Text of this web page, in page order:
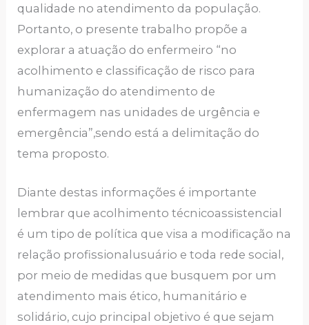
qualidade no atendimento da população.
Portanto, o presente trabalho propõe a
explorar a atuação do enfermeiro “no
acolhimento e classificação de risco para
humanização do atendimento de
enfermagem nas unidades de urgência e
emergência”,sendo está a delimitação do
tema proposto.
Diante destas informações é importante
lembrar que acolhimento técnicoassistencial
é um tipo de política que visa a modificação na
relação profissionalusuário e toda rede social,
por meio de medidas que busquem por um
atendimento mais ético, humanitário e
solidário, cujo principal objetivo é que sejam